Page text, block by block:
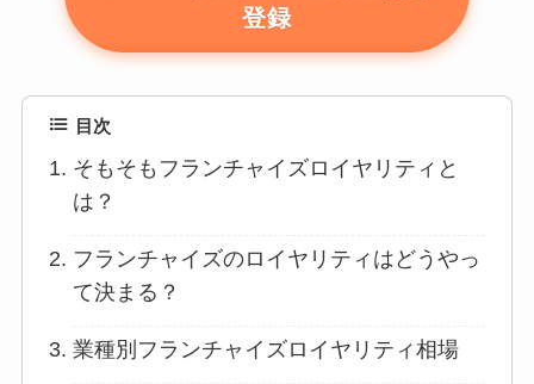
登録
目次
そもそもフランチャイズロイヤリティと
は？
フランチャイズのロイヤリティはどうやっ
て決まる？
業種別フランチャイズロイヤリティ相場